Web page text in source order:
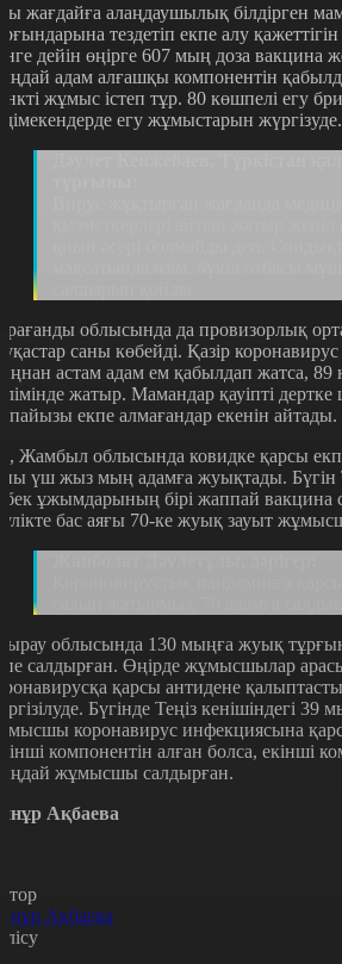
жағдайға алаңдаушылық білдірген
тездетіп екпе алу қажеттігін
дейін өңірге 607 мың доза вакцина
адам алғашқы компонентін
жұмыс істеп тұр. 80 көшпелі егу
егу жұмыстарын жүргізуде.
облысында да провизорлық
саны көбейді. Қазір
астам адам ем қабылдап жатса, 89
жатыр. Мамандар қауіпті
пайызы екпе алмағандар екенін айтады.
Жамбыл облысында ковидке қарсы
үш жыз мың адамға жуықтады. Бүгін
ұжымдарының бірі жаппай вакцина
бас аяғы 70-ке жуық зауыт
облысында 130 мыңға жуық
салдырған. Өңірде жұмысшылар
қарсы антидене
Бүгінде Теңіз кенішіндегі 39
коронавирус инфекциясына
компонентін алған болса, екінші
жұмысшы салдырған.
Ақбаева
Ақбаева